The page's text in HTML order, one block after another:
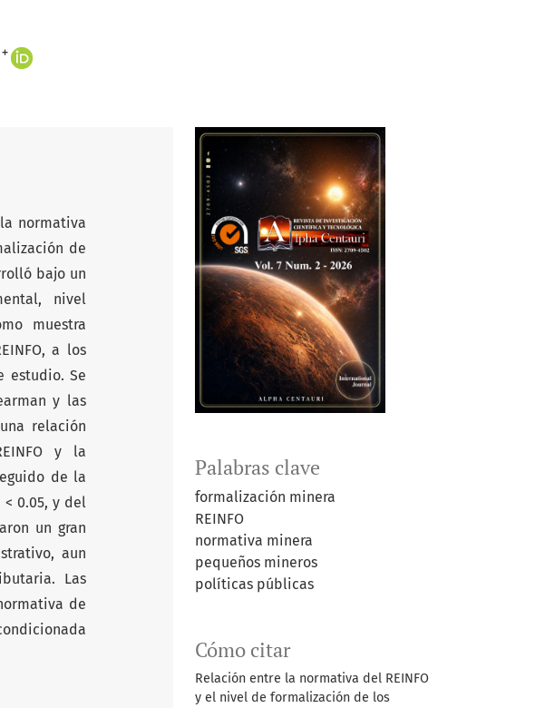
+
Palabras clave
formalización minera
REINFO
normativa minera
pequeños mineros
políticas públicas
Cómo citar
Relación entre la normativa del REINFO
y el nivel de formalización de los
normativa
de
bajo un
nivel
muestra
a los
estudio. Se
y las
relación
y la
de la
0.05, y del
un gran
aun
Las
de